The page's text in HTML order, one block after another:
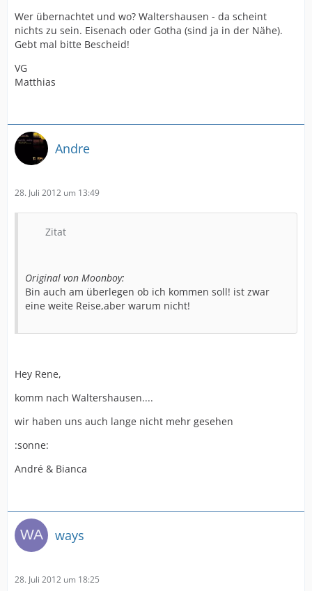
Wer übernachtet und wo? Waltershausen - da scheint
nichts zu sein. Eisenach oder Gotha (sind ja in der Nähe).
Gebt mal bitte Bescheid!
VG
Matthias
Andre
28. Juli 2012 um 13:49
Zitat
Original von Moonboy:
Bin auch am überlegen ob ich kommen soll! ist zwar
eine weite Reise,aber warum nicht!
Hey Rene,
komm nach Waltershausen....
wir haben uns auch lange nicht mehr gesehen
:sonne:
André & Bianca
ways
28. Juli 2012 um 18:25